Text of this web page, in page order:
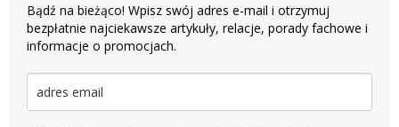
Bądź na bieżąco! Wpisz swój adres e-mail i otrzymuj
bezpłatnie najciekawsze artykuły, relacje, porady fachowe i
informacje o promocjach.